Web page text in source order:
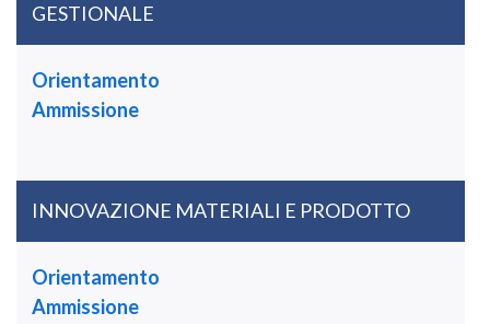
GESTIONALE
Orientamento
Ammissione
INNOVAZIONE MATERIALI E PRODOTTO
Orientamento
Ammissione